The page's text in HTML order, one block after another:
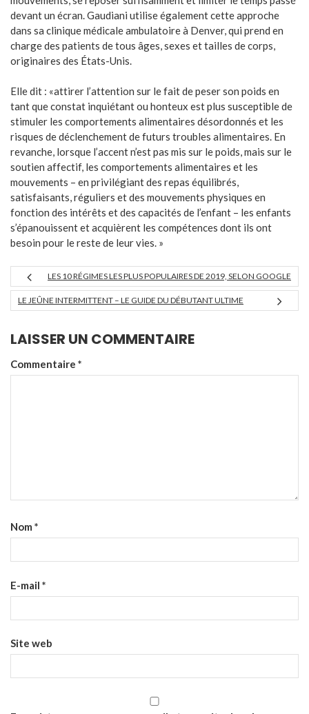
devant un écran. Gaudiani utilise également cette approche
dans sa clinique médicale ambulatoire à Denver, qui prend en
charge des patients de tous âges, sexes et tailles de corps,
originaires des États-Unis.
Elle dit : «attirer l’attention sur le fait de peser son poids en
tant que constat inquiétant ou honteux est plus susceptible de
stimuler les comportements alimentaires désordonnés et les
risques de déclenchement de futurs troubles alimentaires. En
revanche, lorsque l’accent n’est pas mis sur le poids, mais sur le
soutien affectif, les comportements alimentaires et les
mouvements – en privilégiant des repas équilibrés,
satisfaisants, réguliers et des mouvements physiques en
fonction des intérêts et des capacités de l’enfant – les enfants
s’épanouissent et acquièrent les compétences dont ils ont
besoin pour le reste de leur vies. »
LES 10 RÉGIMES LES PLUS POPULAIRES DE 2019, SELON GOOGLE
LE JEÛNE INTERMITTENT – LE GUIDE DU DÉBUTANT ULTIME
LAISSER UN COMMENTAIRE
Commentaire *
Nom *
E-mail *
Site web